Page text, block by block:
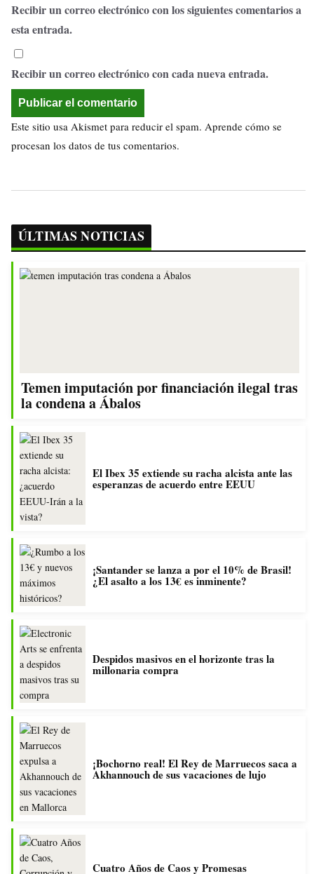
Recibir un correo electrónico con los siguientes comentarios a
esta entrada.
Recibir un correo electrónico con cada nueva entrada.
Este sitio usa Akismet para reducir el spam. Aprende cómo se
procesan los datos de tus comentarios.
ÚLTIMAS NOTICIAS
Temen imputación por financiación ilegal tras
la condena a Ábalos
El Ibex 35 extiende su racha alcista ante las
esperanzas de acuerdo entre EEUU
¡Santander se lanza a por el 10% de Brasil!
¿El asalto a los 13€ es inminente?
Despidos masivos en el horizonte tras la
millonaria compra
¡Bochorno real! El Rey de Marruecos saca a
Akhannouch de sus vacaciones de lujo
Cuatro Años de Caos y Promesas